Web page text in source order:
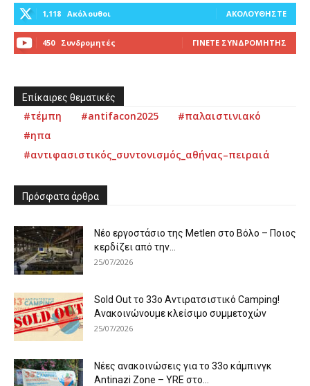
1,118 Ακόλουθοι ΑΚΟΛΟΥΘΉΣΤΕ
450 Συνδρομητές ΓΊΝΕΤΕ ΣΥΝΔΡΟΜΗΤΉΣ
Επίκαιρες θεματικές
#τέμπη #antifacon2025
#παλαιστινιακό
#ηπα
#αντιφασιστικός_συντονισμός_αθήνας–πειραιά
Πρόσφατα άρθρα
Νέο εργοστάσιο της Metlen στο Βόλο – Ποιος
κερδίζει από την...
25/07/2026
Sold Out το 33ο Αντιρατσιστικό Camping!
Ανακοινώνουμε κλείσιμο συμμετοχών
25/07/2026
Νέες ανακοινώσεις για το 33ο κάμπινγκ
Antinazi Zone – YRE στο...